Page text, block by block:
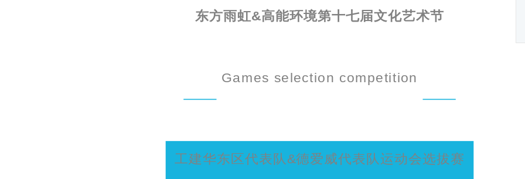
东方雨虹&高能环境第十七届文化艺术节
Games selection competition
工建华东区代表队&德爱威代表队运动会选拔赛